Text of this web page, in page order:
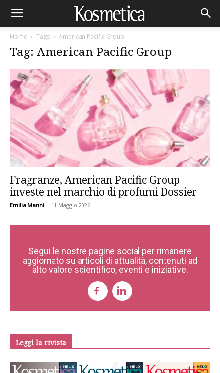
Home Tags American Pacific Group
Tag: American Pacific Group
Fragranze, American Pacific Group
investe nel marchio di profumi Dossier
Emilia Manni - 11 Maggio 2026
Segui le nostre pagine social per rimanere
aggiornato su articoli di attualità, contenuti ad
alto valore scientifico, eventi e iniziative.
Leggi la rivista